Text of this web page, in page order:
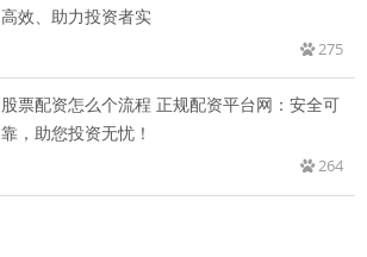
高效、助力投资者实
275
股票配资怎么个流程 正规配资平台网：安全可
靠，助您投资无忧！
264